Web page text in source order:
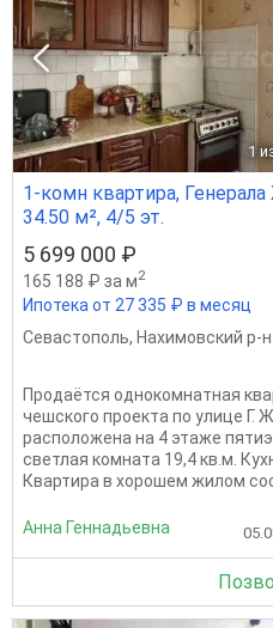
1
1-комн квартира,
34.50 м², 4/5 эт.
5 699 000 ₽
165 188 ₽ за м2
Ипотека от 27 335 ₽ в месяц
Севастополь, Нахимовский р-н
Продаётся однокомнатная
чешского проекта по улице Г.
расположена на 4 этаже
светлая комната 19,4 кв.м.
Квартира в хорошем жилом
Анна Геннадьевна